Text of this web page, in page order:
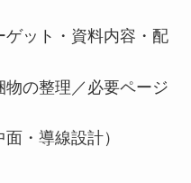
ゲット・資料内容・配
物の整理／必要ページ
・導線設計）